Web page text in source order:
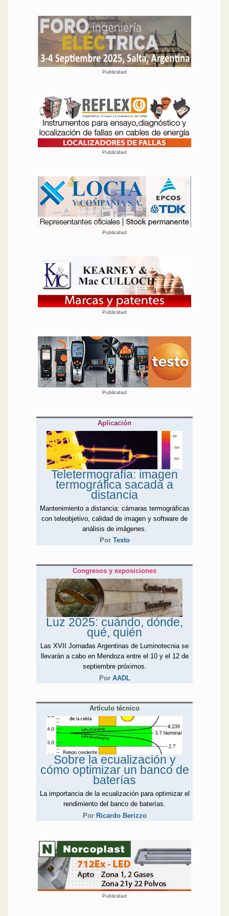
es Córdoba, punto central
de la Argentina. Ya forman
parte del evento marcas
como P4C, Aumax, Autex
Open, KDK Argentina,
Siemens y Cruxar.
Luminotecnia se llevarán a
cabo en Mendoza entre el
10 y el 12 de septiembre
próximos.
Cada una de estas grandes
convocatoria reunirá
investigadores, estudiantes
y profesionales del país y el
exterior y, entre los grandes
bloques de exposición de
trabajos de los disertante,
habrá conferencias
principales, charlas o
expositoras, una muestra
de la importancia que
otorga cada encuentro al
diálogo entre academia e
industria.
¡Que disfrute de la lectura!
Publicidad
Publicidad
Publicidad
Publicidad
Publicidad
Aplicación
Teletermografía: imagen
termográfica sacada a
distancia
Mantenimiento a distancia: cámaras termográficas
con teleobjetivo, calidad de imagen y software de
análisis de imágenes.
Por Testo
Congresos y exposiciones
Luz 2025: cuándo, dónde,
qué, quién
Las XVII Jornadas Argentinas de Luminotecnia se
llevarán a cabo en Mendoza entre el 10 y el 12 de
septiembre próximos.
Por AADL
Artículo técnico
Sobre la ecualización y
cómo optimizar un banco de
baterías
La importancia de la ecualización para optimizar el
rendimiento del banco de baterías.
Por Ricardo Berizzo
Publicidad